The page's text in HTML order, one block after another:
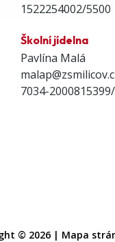
1522254002/5500
Školní jídelna
Pavlína Malá
7034-
© 2026 | Mapa